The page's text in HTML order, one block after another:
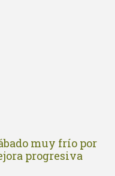
muy frío por
progresiva